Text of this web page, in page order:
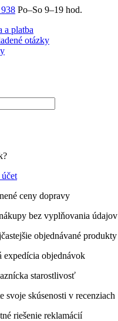
Po–So 9–19 hod.
a platba
otázky
ceny dopravy
bez vyplňovania údajov
objednávané produkty
expedícia objednávok
starostlivosť
svoje skúsenosti v recenziach
riešenie reklamácií